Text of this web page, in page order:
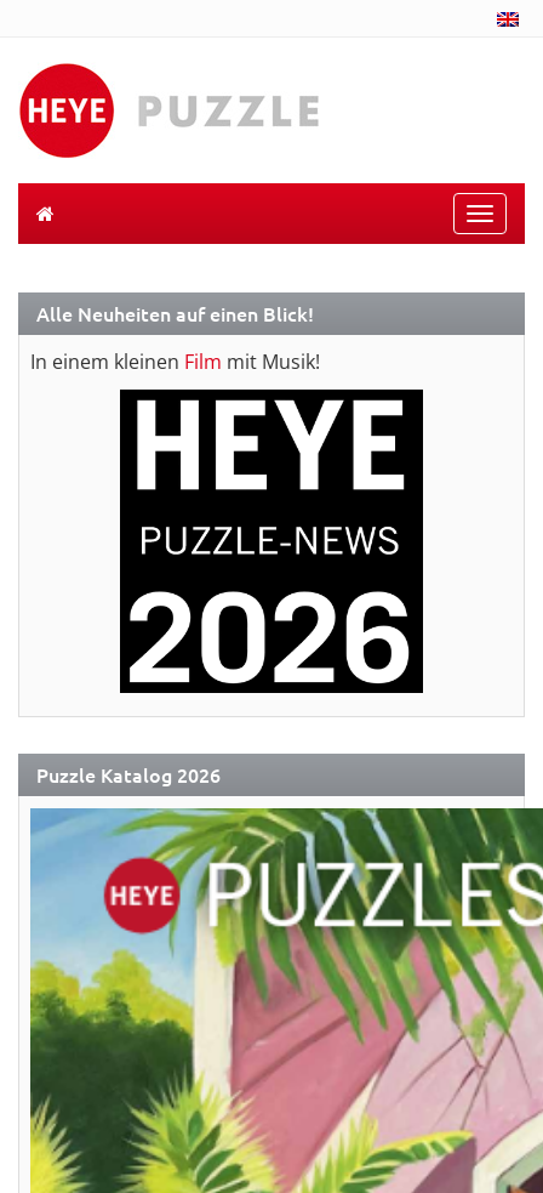
Toggle
Alle Neuheiten auf einen Blick!
In einem kleinen Film mit Musik!
Puzzle Katalog 2026